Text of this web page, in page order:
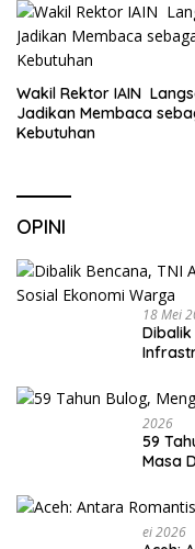
Wakil Rektor IAIN
Jadikan Membaca
Kebutuhan
OPINI
18 Mei
Dibalik
2026
59
Masa
Ei 2026